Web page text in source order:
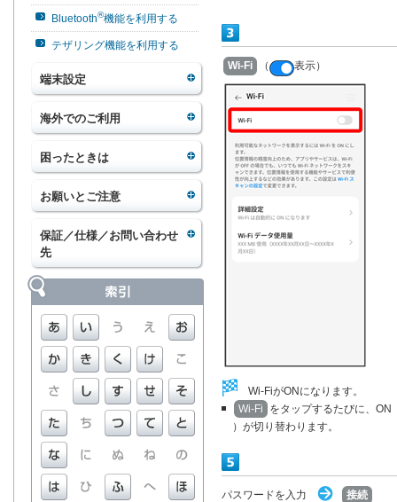
Bluetooth®機能を利用する
テザリング機能を利用する
端末設定
海外でのご利用
困ったときは
お願いとご注意
保証／仕様／お問い合わせ
先
Wi-Fi （ 表示）
Wi-FiがONになります。
Wi-Fi
をタップするたびに、ON
）が切り替わります。
パスワードを入力 接続